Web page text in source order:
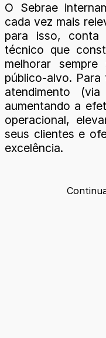
O Sebrae
cada vez mais
para isso, conta
técnico que
melhorar
público-alvo.
atendimento
aumentando a
operacional,
seus clientes e
excelência.